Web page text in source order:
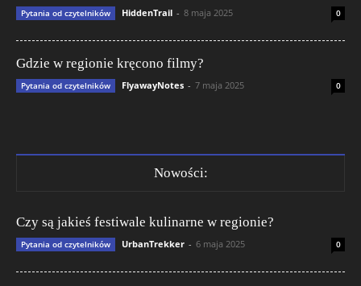
Pytania od czytelników HiddenTrail - 8 maja 2025 0
Gdzie w regionie kręcono filmy?
Pytania od czytelników FlyawayNotes - 7 maja 2025 0
Nowości:
Czy są jakieś festiwale kulinarne w regionie?
Pytania od czytelników UrbanTrekker - 6 maja 2025 0